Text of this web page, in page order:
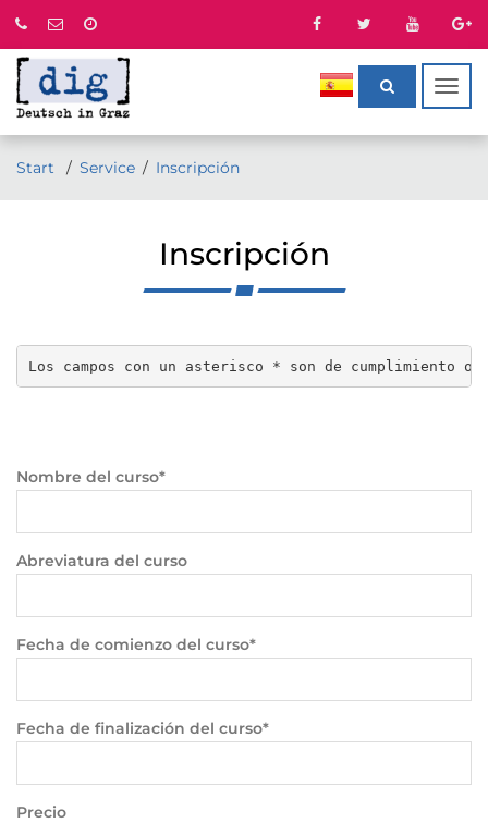
Start Service Inscripción
Inscripción
Nombre del curso*
Abreviatura del curso
Fecha de comienzo del curso*
Fecha de finalización del curso*
Precio